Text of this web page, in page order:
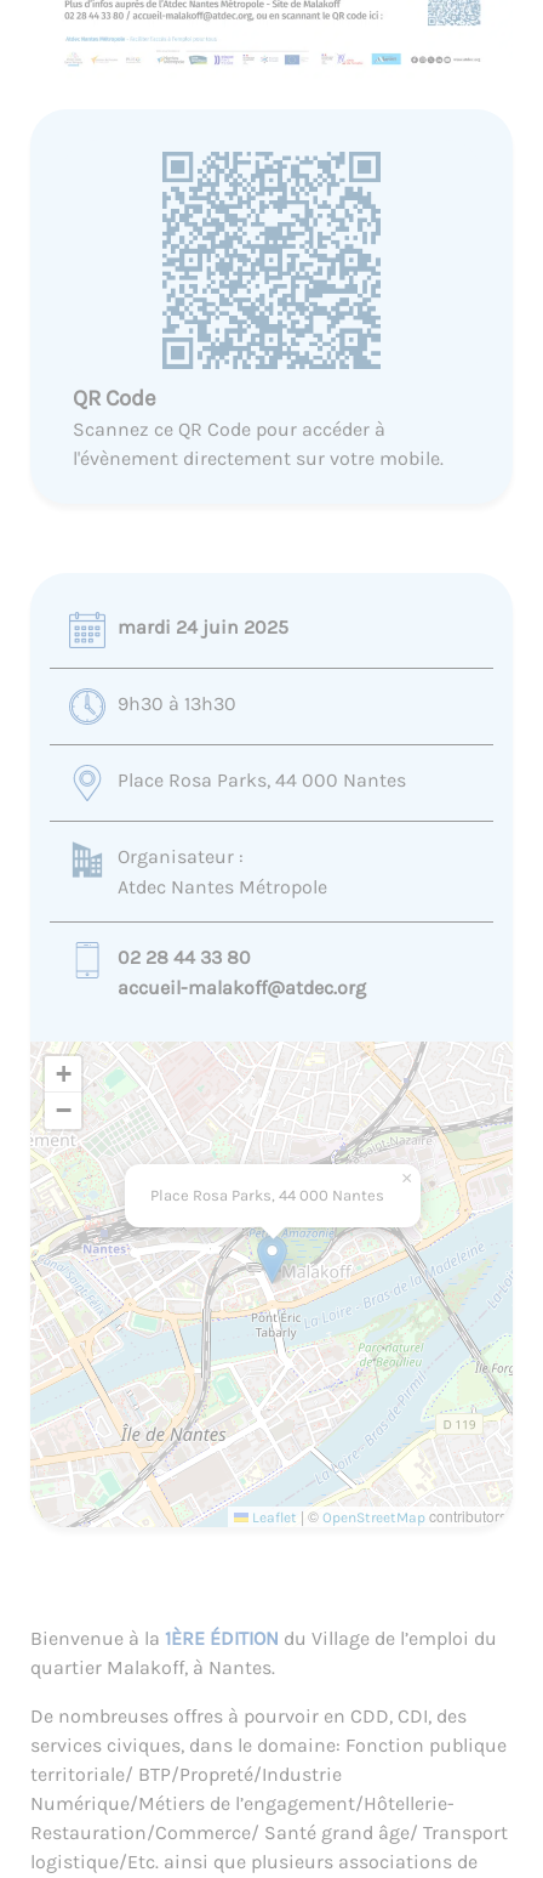
QR Code
Scannez ce QR Code pour accéder à
l'évènement directement sur votre mobile.
mardi 24 juin 2025
9h30 à 13h30
Place Rosa Parks, 44 000 Nantes
Organisateur :
Atdec Nantes Métropole
02 28 44 33 80
accueil-malakoff@atdec.org
Place Rosa Parks, 44 000 Nantes
×
+
−
Leaflet | © OpenStreetMap contributors
Bienvenue à la 1ÈRE ÉDITION du Village de l’emploi du
quartier Malakoff, à Nantes.
De nombreuses offres à pourvoir en CDD, CDI, des
services civiques, dans le domaine: Fonction publique
territoriale/ BTP/Propreté/Industrie
Numérique/Métiers de l’engagement/Hôtellerie-
Restauration/Commerce/ Santé grand âge/ Transport
logistique/Etc. ainsi que plusieurs associations de